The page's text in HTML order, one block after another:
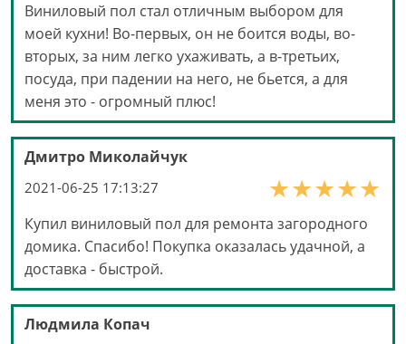
Виниловый пол стал отличным выбором для
моей кухни! Во-первых, он не боится воды, во-
вторых, за ним легко ухаживать, а в-третьих,
посуда, при падении на него, не бьется, а для
меня это - огромный плюс!
Дмитро Миколайчук
2021-06-25 17:13:27
Купил виниловый пол для ремонта загородного
домика. Спасибо! Покупка оказалась удачной, а
доставка - быстрой.
Людмила Копач